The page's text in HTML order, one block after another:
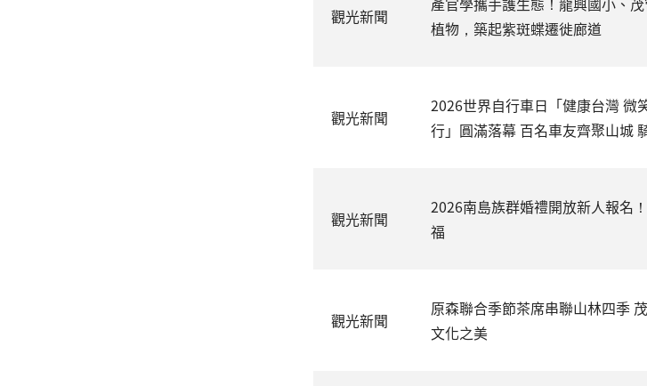
觀光新聞
植物，築起紫斑蝶遷徙廊道
觀光新聞
2026世界自行車日「健康台灣 微
行」圓滿落幕 百名車友齊聚山城
觀光新聞
2026南島族群婚禮開放新人報名
福
觀光新聞
原森聯合季節茶席串聯山林四季
文化之美